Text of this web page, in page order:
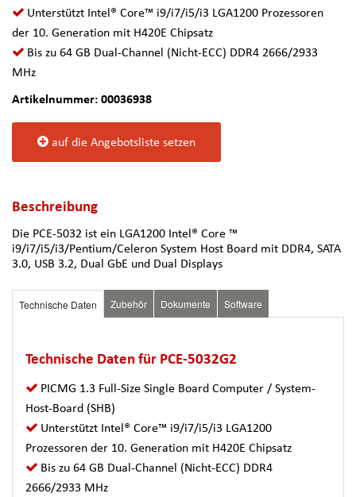
Unterstützt Intel® Core™ i9/i7/i5/i3 LGA1200 Prozessoren
der 10. Generation mit H420E Chipsatz
Bis zu 64 GB Dual-Channel (Nicht-ECC) DDR4 2666/2933
MHz
Artikelnummer: 00036938
auf die Angebotsliste setzen
Beschreibung
Die PCE-5032 ist ein LGA1200 Intel® Core ™
i9/i7/i5/i3/Pentium/Celeron System Host Board mit DDR4, SATA
3.0, USB 3.2, Dual GbE und Dual Displays
Technische Daten Zubehör Dokumente Software
Technische Daten für PCE-5032G2
PICMG 1.3 Full-Size Single Board Computer / System-
Host-Board (SHB)
Unterstützt Intel® Core™ i9/i7/i5/i3 LGA1200
Prozessoren der 10. Generation mit H420E Chipsatz
Bis zu 64 GB Dual-Channel (Nicht-ECC) DDR4
2666/2933 MHz